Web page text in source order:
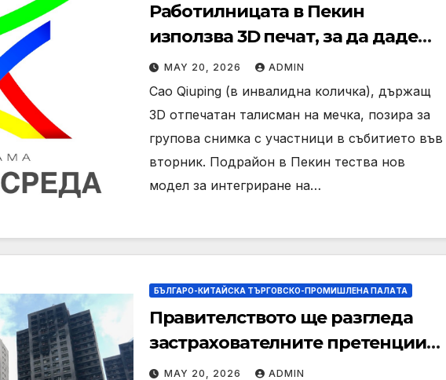
Работилницата в Пекин
използва 3D печат, за да даде
възможност на работниците с
увреждания
MAY 20, 2026 ADMIN
Cao Qiuping (в инвалидна количка), държащ
3D отпечатан талисман на мечка, позира за
групова снимка с участници в събитието във
вторник. Подрайон в Пекин тества нов
модел за интегриране на…
БЪЛГАРО-КИТАЙСКА ТЪРГОВСКО-ПРОМИШЛЕНА ПАЛAТА
Правителството ще разгледа
застрахователните претенции
на Wang Fuk Court по план за
MAY 20, 2026 ADMIN